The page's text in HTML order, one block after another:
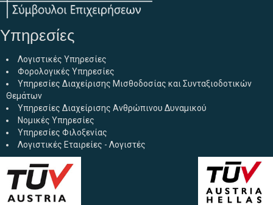
Υπηρεσίες
Λογιστικές Υπηρεσίες
Φορολογικές Υπηρεσίες
Υπηρεσίες Διαχείρισης Μισθοδοσίας και Συνταξιοδοτικών
Θεμάτων
Υπηρεσίες Διαχείρισης Ανθρώπινου Δυναμικού
Νομικές Υπηρεσίες
Υπηρεσίες Φιλοξενίας
Λογιστικές Εταιρείες - Λογιστές